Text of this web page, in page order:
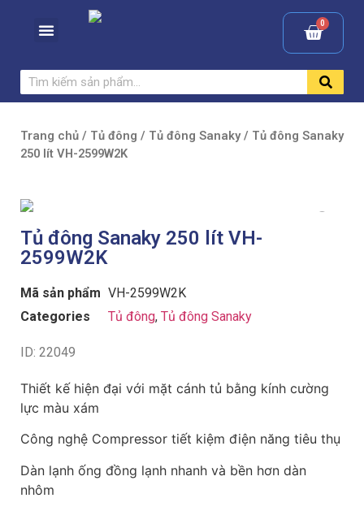
Trang chủ / Tủ đông / Tủ đông Sanaky/ Tủ đông Sanaky
250 lít VH-2599W2K
Tủ đông Sanaky 250 lít VH-
2599W2K
Mã sản phẩm VH-2599W2K
Categories
Tủ đông, Tủ đông Sanaky
ID: 22049
Thiết kế hiện đại với mặt cánh tủ bằng kính cường
lực màu xám
Công nghệ Compressor tiết kiệm điện năng tiêu thụ
Dàn lạnh ống đồng lạnh nhanh và bền hơn dàn
nhôm